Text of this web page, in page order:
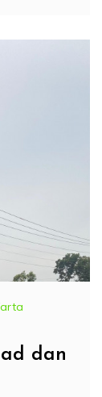
dan